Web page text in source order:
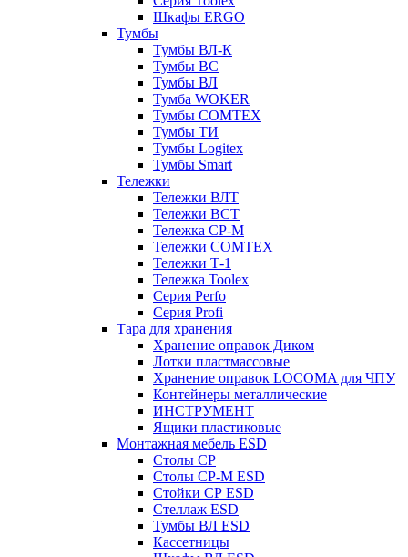
Шкафы ERGO
Тумбы
Тумбы ВЛ-К
Тумбы ВС
Тумбы ВЛ
Тумба WOKER
Тумбы COMTEX
Тумбы ТИ
Тумбы Logitex
Тумбы Smart
Тележки
Тележки ВЛТ
Тележки ВСТ
Тележка СР-М
Тележки COMTEX
Тележки Т-1
Тележка Toolex
Серия Perfo
Серия Profi
Тара для хранения
Хранение оправок Диком
Лотки пластмассовые
Хранение оправок LOCOMA для ЧПУ
Контейнеры металлические
ИНСТРУМЕНТ
Ящики пластиковые
Монтажная мебель ESD
Столы СР
Столы СР-М ESD
Стойки СР ESD
Стеллаж ESD
Тумбы ВЛ ESD
Кассетницы